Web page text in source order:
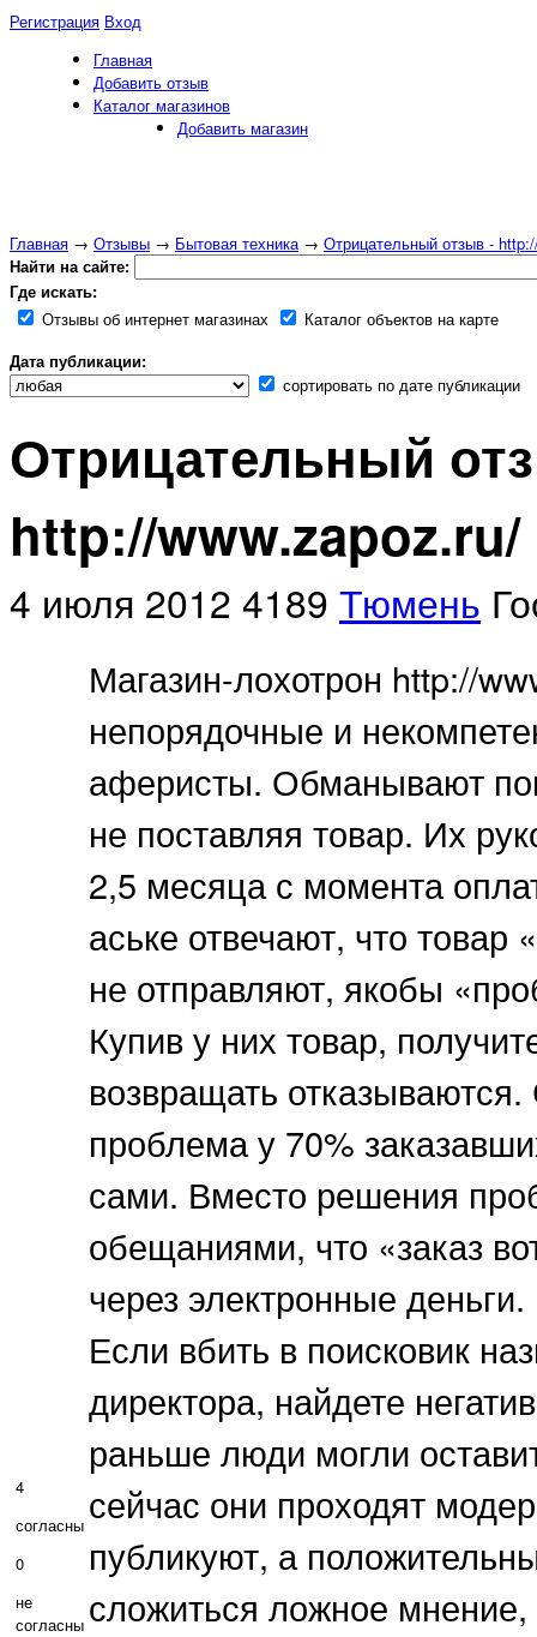
Регистрация Вход
Главная
Добавить отзыв
Каталог магазинов
Добавить магазин
Главная → Отзывы → Бытовая техника→ Отрицательный отзыв -
Найти на сайте:
Где искать:
Отзывы об интернет магазинах
Каталог объектов на карте
Дата публикации:
сортировать по дате публикации
Отрицательный
http://
4 июля 2012 4189 Тюмень
4
согласны
0
не
согласны
Магазин-лохотрон http://
непорядочные и
аферисты. Обманывают
не поставляя товар. Их
2,5 месяца с момента
аське отвечают, что
не отправляют, якобы
Купив у них товар,
возвращать
проблема у 70%
сами. Вместо решения
обещаниями, что «заказ
через электронные деньги.
Если вбить в поисковик
директора, найдете
раньше люди могли
сейчас они проходят
публикуют, а
сложиться ложное